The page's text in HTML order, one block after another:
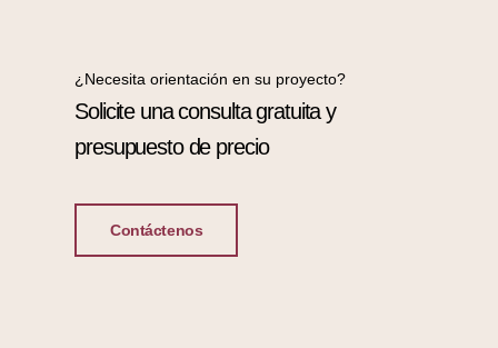
¿Necesita orientación en su proyecto?
Solicite una consulta gratuita y
presupuesto de precio
Contáctenos